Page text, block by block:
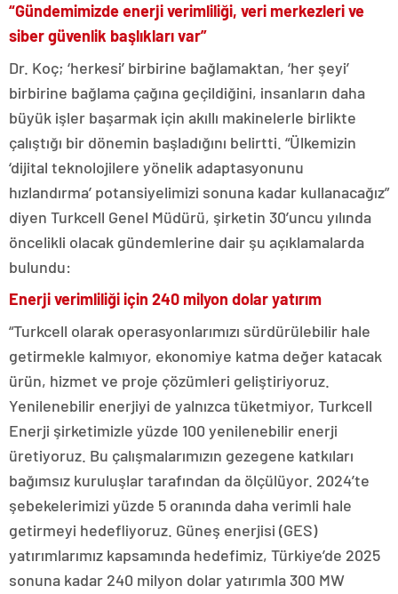
“Gündemimizde enerji verimliliği, veri merkezleri ve
siber güvenlik başlıkları var”
Dr. Koç; ‘herkesi’ birbirine bağlamaktan, ‘her şeyi’
birbirine bağlama çağına geçildiğini, insanların daha
büyük işler başarmak için akıllı makinelerle birlikte
çalıştığı bir dönemin başladığını belirtti. “Ülkemizin
‘dijital teknolojilere yönelik adaptasyonunu
hızlandırma’ potansiyelimizi sonuna kadar kullanacağız”
diyen Turkcell Genel Müdürü, şirketin 30’uncu yılında
öncelikli olacak gündemlerine dair şu açıklamalarda
bulundu:
Enerji verimliliği için 240 milyon dolar yatırım
“Turkcell olarak operasyonlarımızı sürdürülebilir hale
getirmekle kalmıyor, ekonomiye katma değer katacak
ürün, hizmet ve proje çözümleri geliştiriyoruz.
Yenilenebilir enerjiyi de yalnızca tüketmiyor, Turkcell
Enerji şirketimizle yüzde 100 yenilenebilir enerji
üretiyoruz. Bu çalışmalarımızın gezegene katkıları
bağımsız kuruluşlar tarafından da ölçülüyor. 2024’te
şebekelerimizi yüzde 5 oranında daha verimli hale
getirmeyi hedefliyoruz. Güneş enerjisi (GES)
yatırımlarımız kapsamında hedefimiz, Türkiye’de 2025
sonuna kadar 240 milyon dolar yatırımla 300 MW